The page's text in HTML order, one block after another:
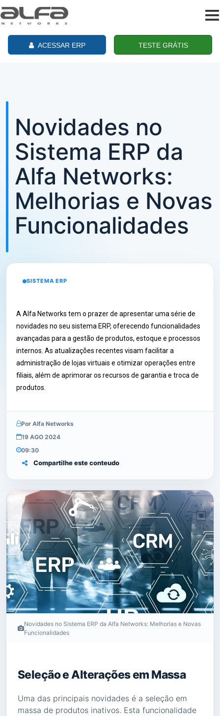
ACESSAR ERP TESTE GRÁTIS
Novidades no
Sistema ERP da
Alfa Networks:
Melhorias e Novas
Funcionalidades
SISTEMA ERP
A Alfa Networks tem o prazer de apresentar uma série de
novidades no seu sistema ERP, oferecendo funcionalidades
avançadas para a gestão de produtos, estoque e processos
internos. As atualizações recentes visam facilitar a
administração de lojas virtuais e otimizar operações entre
filiais, além de aprimorar os recursos de garantia e troca de
produtos.
Por Alfa Networks
19 AGO 2024
09:30
Compartilhe este conteudo
Novidades no Sistema ERP da Alfa Networks: Melhorias e Novas
Funcionalidades
Seleção e Alterações em Massa
Uma das principais novidades é a seleção em
massa de produtos inativos. Esta funcionalidade